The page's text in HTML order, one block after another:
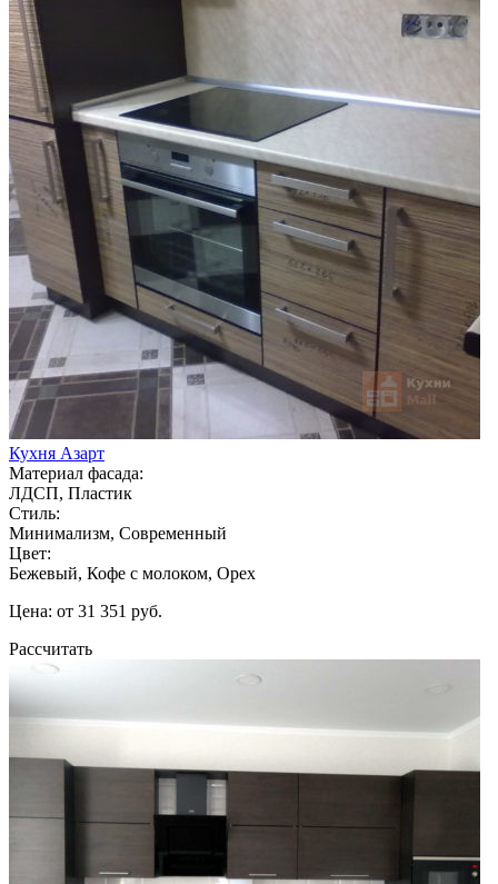
Кухня Азарт
Материал фасада:
ЛДСП, Пластик
Стиль:
Минимализм, Современный
Цвет:
Бежевый, Кофе с молоком, Орех
Цена: от 31 351 руб.
Рассчитать